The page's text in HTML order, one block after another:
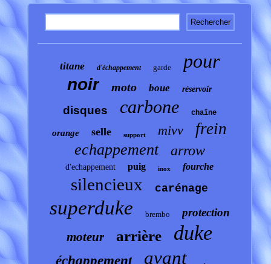
titane d'échappement garde pour
noir moto boue réservoir
disques carbone chaîne
orange selle support mivv frein
echappement arrow
d'echappement puig inox fourche
silencieux carénage
superduke brembo protection
moteur arrière duke
échappement avant